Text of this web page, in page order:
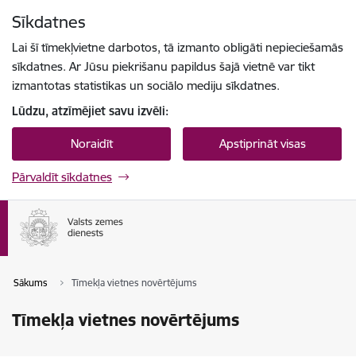
Sīkdatnes
Lai šī tīmekļvietne darbotos, tā izmanto obligāti nepieciešamās
sīkdatnes. Ar Jūsu piekrišanu papildus šajā vietnē var tikt
izmantotas statistikas un sociālo mediju sīkdatnes.
Lūdzu, atzīmējiet savu izvēli:
Noraidīt Apstiprināt visas
Pārvaldīt sīkdatnes
Sākums Tīmekļa vietnes novērtējums
Tīmekļa vietnes novērtējums